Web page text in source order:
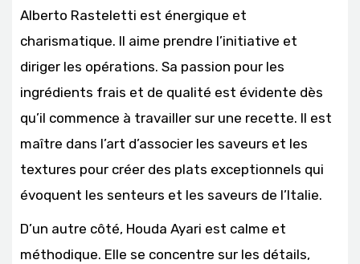
Alberto Rasteletti est énergique et
charismatique. Il aime prendre l’initiative et
diriger les opérations. Sa passion pour les
ingrédients frais et de qualité est évidente dès
qu’il commence à travailler sur une recette. Il est
maître dans l’art d’associer les saveurs et les
textures pour créer des plats exceptionnels qui
évoquent les senteurs et les saveurs de l’Italie.
D’un autre côté, Houda Ayari est calme et
méthodique. Elle se concentre sur les détails,